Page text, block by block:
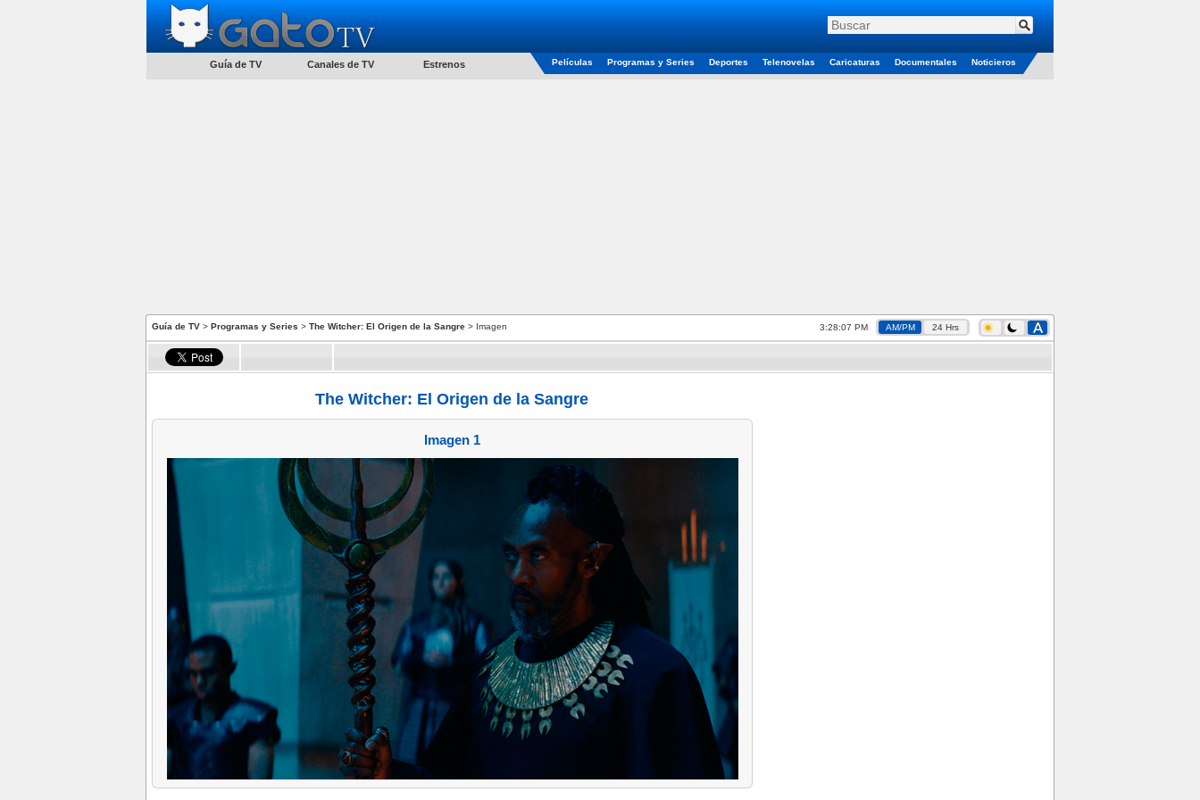
Guía de TV Canales de TV Estrenos Películas Programas y Series Deportes Telenovelas Caricaturas Documentales Noticieros
Guía de TV > Programas y Series > The Witcher: El Origen de la Sangre > Imagen 3:28:07 PM AM/PM 24 Hrs
The Witcher: El Origen de la Sangre
Imagen 1